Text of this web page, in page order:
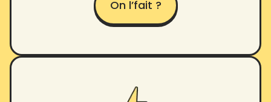
On l’fait ?